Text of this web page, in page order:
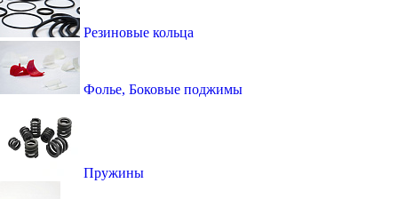
Резиновые кольца
Фолье, Боковые поджимы
Пружины